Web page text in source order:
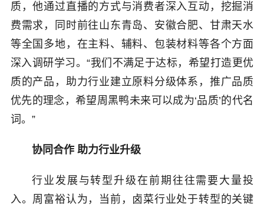
质，他通过直播的方式与消费者深入互动，挖掘消
费需求，同时前往山东青岛、安徽合肥、甘肃天水
等全国多地，在主料、辅料、包装材料等各个方面
深入调研学习。“我们不满足于达标，希望打造更优
质的产品，助力行业建立原料分级体系，推广品质
优先的理念，希望周黑鸭未来可以成为‘品质’的代名
词。”
协同合作 助力行业升级
行业发展与转型升级在前期往往需要大量投
入。周富裕认为，当前，卤菜行业处于转型的关键